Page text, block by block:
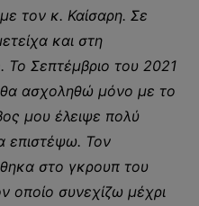
τον κ. Καίσαρη. Σε
και στη
Σεπτέμβριο του 2021
ασχοληθώ μόνο με το
μου έλειψε πολύ
επιστέψω. Τον
στο γκρουπ του
οποίο συνεχίζω μέχρι